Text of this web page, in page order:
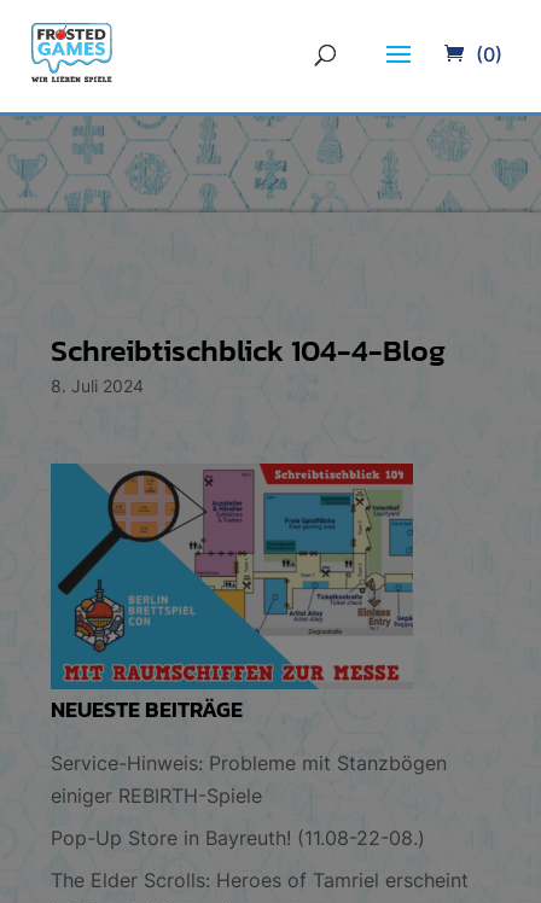
(0)
Schreibtischblick 104-4-Blog
8. Juli 2024
NEUESTE BEITRÄGE
Service-Hinweis: Probleme mit Stanzbögen
einiger REBIRTH-Spiele
Pop-Up Store in Bayreuth! (11.08-22-08.)
The Elder Scrolls: Heroes of Tamriel erscheint